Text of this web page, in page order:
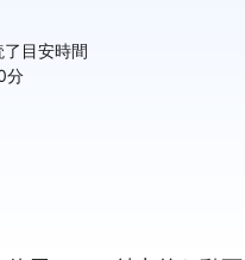
了目安時間
分